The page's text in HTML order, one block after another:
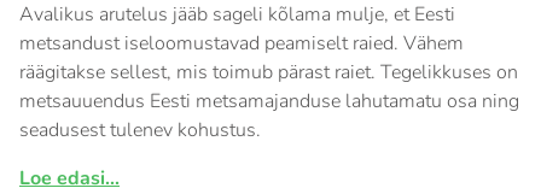
Avalikus arutelus jääb sageli kõlama mulje, et Eesti
metsandust iseloomustavad peamiselt raied. Vähem
räägitakse sellest, mis toimub pärast raiet. Tegelikkuses on
metsauuendus Eesti metsamajanduse lahutamatu osa ning
seadusest tulenev kohustus.
Loe edasi...